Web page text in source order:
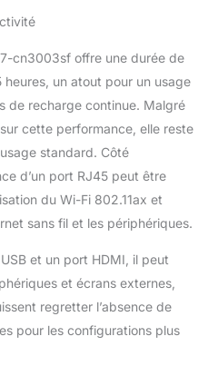
cn3003sf offre une durée de
heures, un atout pour un usage
de recharge continue. Malgré
cette performance, elle reste
standard. Côté
d’un port RJ45 peut être
du Wi-Fi 802.11ax et
sans fil et les périphériques.
et un port HDMI, il peut
et écrans externes,
regretter l’absence de
pour les configurations plus